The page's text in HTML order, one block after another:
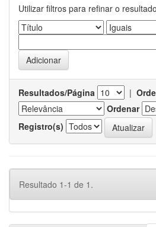
Utilizar filtros para refinar o
Resultados/Página |
Ordenar
Registro(s)
Resultado 1-1 de 1.